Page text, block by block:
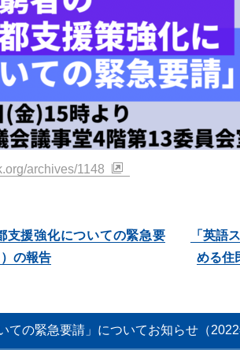
archives/1148
支援強化についての緊急要
の報告
「英語
める住
ての緊急要請」についてお知らせ（2022